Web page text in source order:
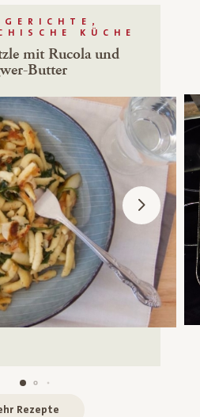
KÜCHE
mit Rucola und
Butter
Rezepte